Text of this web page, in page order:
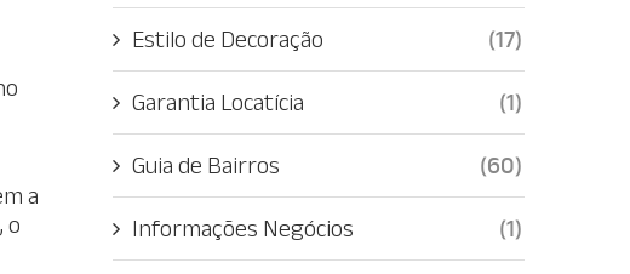
a
o
Estilo de Decoração (17)
Garantia Locatícia (1)
Guia de Bairros (60)
Informações Negócios (1)